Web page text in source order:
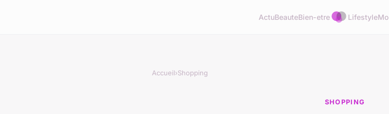
ActuBeauteBien-etre Lifestyle
Accueil›Shopping
SHOPPING